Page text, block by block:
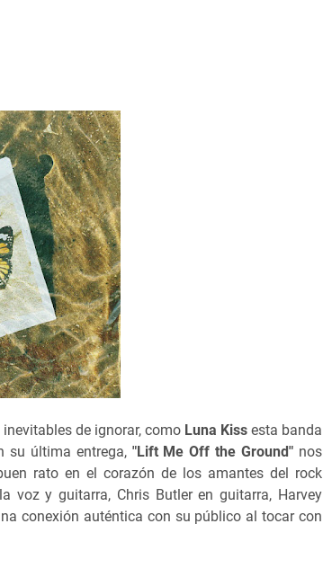
de ignorar, como Luna Kiss esta banda
su última entrega, "Lift Me Off the Ground" nos
rato en el corazón de los amantes del rock
voz y guitarra, Chris Butler en guitarra, Harvey
conexión auténtica con su público al tocar con